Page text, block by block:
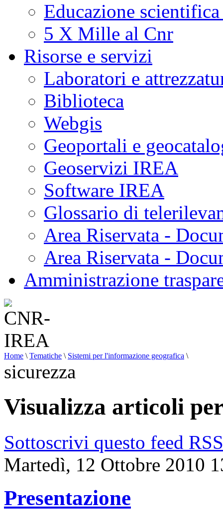
Educazione
5 X Mille al Cnr
Risorse e servizi
Laboratori e
Biblioteca
Webgis
Geoportali e
Geoservizi IREA
Software IREA
Glossario di
Area Riservata -
Area Riservata -
Amministrazione
Home \ Tematiche \ Sistemi per l'informazione geografica \
sicurezza
Visualizza articoli
Sottoscrivi questo feed RSS
Martedì, 12 Ottobre 2010
Presentazione